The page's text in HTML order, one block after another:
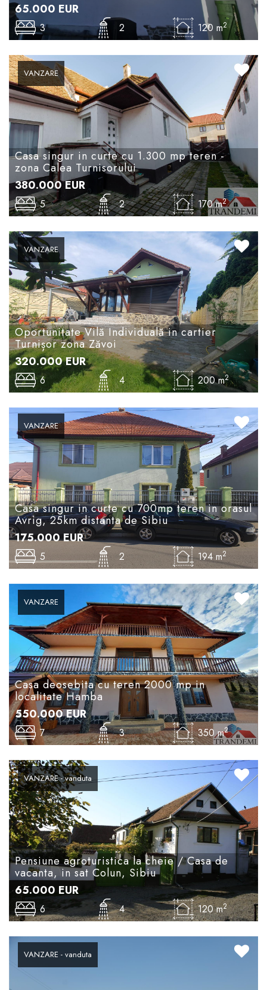
65.000 EUR
3 2 120 m2
VANZARE
Casa singur in curte cu 1.300 mp teren -
zona Calea Turnisorului
380.000EUR
5 2 170 m2
VANZARE
Oportunitate Vilă Individuală in cartier
Turnișor zona Zăvoi
320.000EUR
6 4 200 m2
VANZARE
Casa singur in curte cu 700mp teren in orasul
Avrig, 25km distanta de Sibiu
175.000EUR
5 2 194 m2
VANZARE
Casa deosebita cu teren 2000 mp in
localitate Hamba
550.000EUR
7 3 350 m2
VANZARE - vanduta
Pensiune agroturistica la cheie / Casa de
vacanta, in sat Colun, Sibiu
65.000 EUR
6 4 120 m2
VANZARE - vanduta